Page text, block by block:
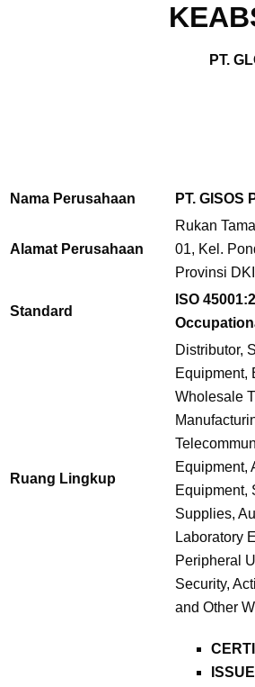
PT.
Nama Perusahaan PT. GISOS
Alamat Perusahaan
Rukan
01, Kel.
Provinsi
Standard
ISO
Ruang Lingkup
Distributor,
Equipment,
Wholesale
Equipment,
Equipment,
Supplies,
Laboratory
Peripheral
Security,
and Other